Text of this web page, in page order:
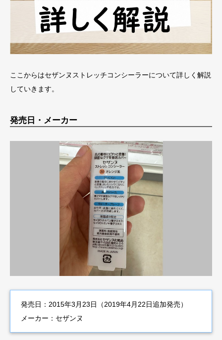
ここからはセザンヌストレッチコンシーラーについて詳しく解説
していきます。
発売日・メーカー
発売日：2015年3月23日（2019年4月22日追加発売）
メーカー：セザンヌ